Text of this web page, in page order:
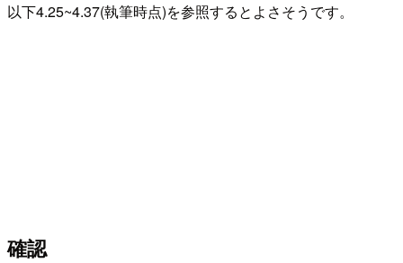
以下4.25~4.37(執筆時点)を参照するとよさそうです。
確認